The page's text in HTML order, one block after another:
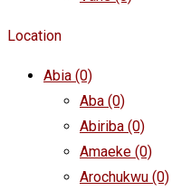
Location
Abia (0)
Aba (0)
Abiriba (0)
Amaeke (0)
Arochukwu (0)